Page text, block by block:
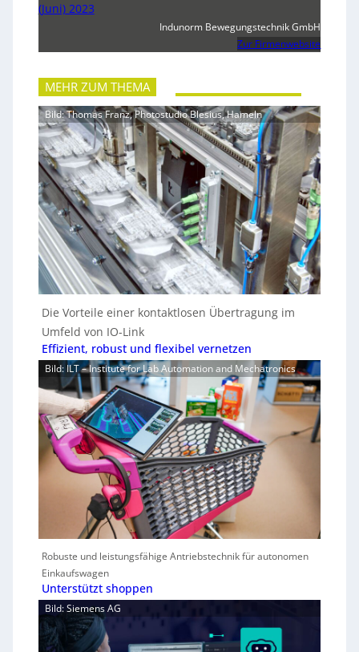
(Juni) 2023
Indunorm Bewegungstechnik GmbH
Zur Firmenwebsite
MEHR ZUM THEMA
Bild: Thomas Franz, Photostudio Blesius, Hameln
Die Vorteile einer kontaktlosen Übertragung im
Umfeld von IO-Link
Effizient, robust und flexibel vernetzen
Bild: ILT – Institute for Lab Automation and Mechatronics
Robuste und leistungsfähige Antriebstechnik für autonomen
Einkaufswagen
Unterstützt shoppen
Bild: Siemens AG